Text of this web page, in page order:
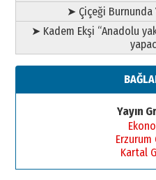
➤ Çiçeği Burnunda
➤ Kadem Ekşi “Anadolu
Yayın
Erzurum
Kartal